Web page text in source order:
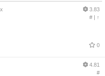
3.83
#| ↑
0
4.81
#